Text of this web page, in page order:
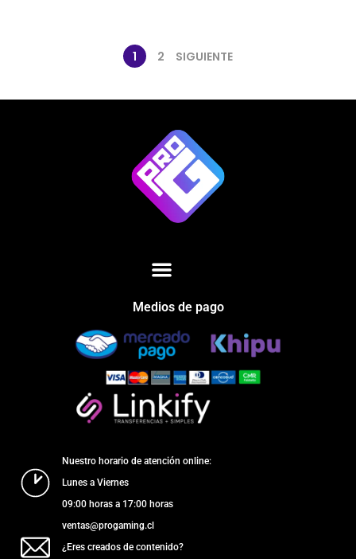
1 2 SIGUIENTE
Medios de pago
Nuestro horario de atención online:
Lunes a Viernes
09:00 horas a 17:00 horas
ventas@progaming.cl
¿Eres creados de contenido?